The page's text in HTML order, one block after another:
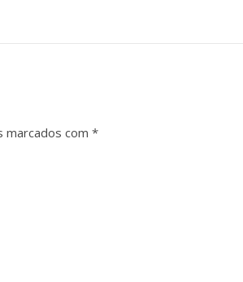
marcados com *